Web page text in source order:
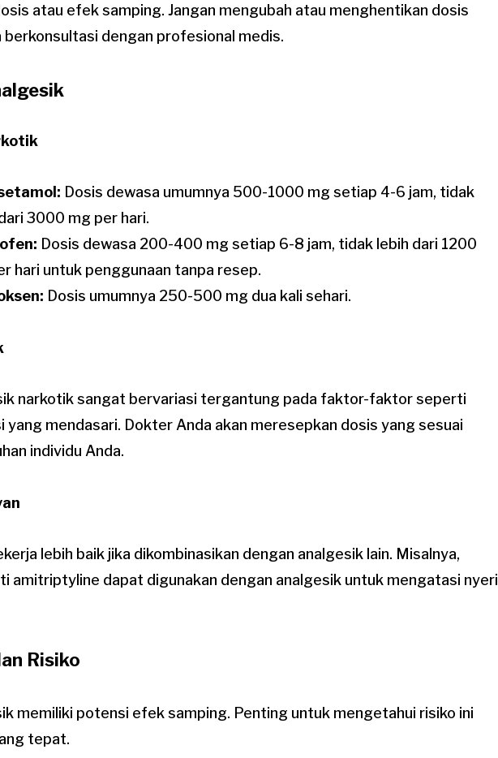
atau efek samping. Jangan mengubah atau menghentikan dosis
berkonsultasi dengan profesional medis.
Dosis dewasa umumnya 500-1000 mg setiap 4-6 jam, tidak
3000 mg per hari.
Dosis dewasa 200-400 mg setiap 6-8 jam, tidak lebih dari 1200
hari untuk penggunaan tanpa resep.
Dosis umumnya 250-500 mg dua kali sehari.
narkotik sangat bervariasi tergantung pada faktor-faktor seperti
yang mendasari. Dokter Anda akan meresepkan dosis yang sesuai
individu Anda.
lebih baik jika dikombinasikan dengan analgesik lain. Misalnya,
amitriptyline dapat digunakan dengan analgesik untuk mengatasi nyeri
Risiko
memiliki potensi efek samping. Penting untuk mengetahui risiko ini
tepat.